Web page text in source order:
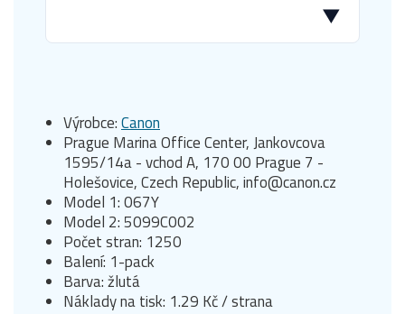
▼
Výrobce:Canon
Prague Marina Office Center, Jankovcova
1595/14a - vchod A, 170 00 Prague 7 -
Holešovice, Czech Republic, info@canon.cz
Model 1: 067Y
Model 2: 5099C002
Počet stran: 1250
Balení: 1-pack
Barva: žlutá
Náklady na tisk: 1.29 Kč / strana